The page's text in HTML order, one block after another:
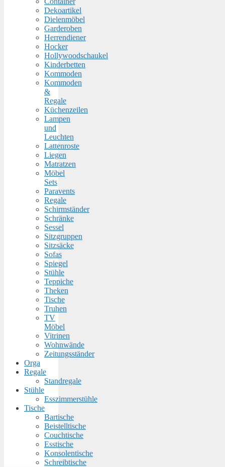
Dekoartikel
Dielenmöbel
Garderoben
Herrendiener
Hocker
Hollywoodschaukel
Kinderbetten
Kommoden
Kommoden
&
Regale
Küchenzeilen
Lampen
und
Leuchten
Lattenroste
Liegen
Matratzen
Möbel
Sets
Paravents
Regale
Schirmständer
Schränke
Sessel
Sitzgruppen
Sitzsäcke
Sofas
Spiegel
Stühle
Teppiche
Theken
Tische
Truhen
TV
Möbel
Vitrinen
Wohnwände
Zeitungsständer
Orga
Regale
Standregale
Stühle
Esszimmerstühle
Tische
Bartische
Beistelltische
Couchtische
Esstische
Konsolentische
Schreibtische